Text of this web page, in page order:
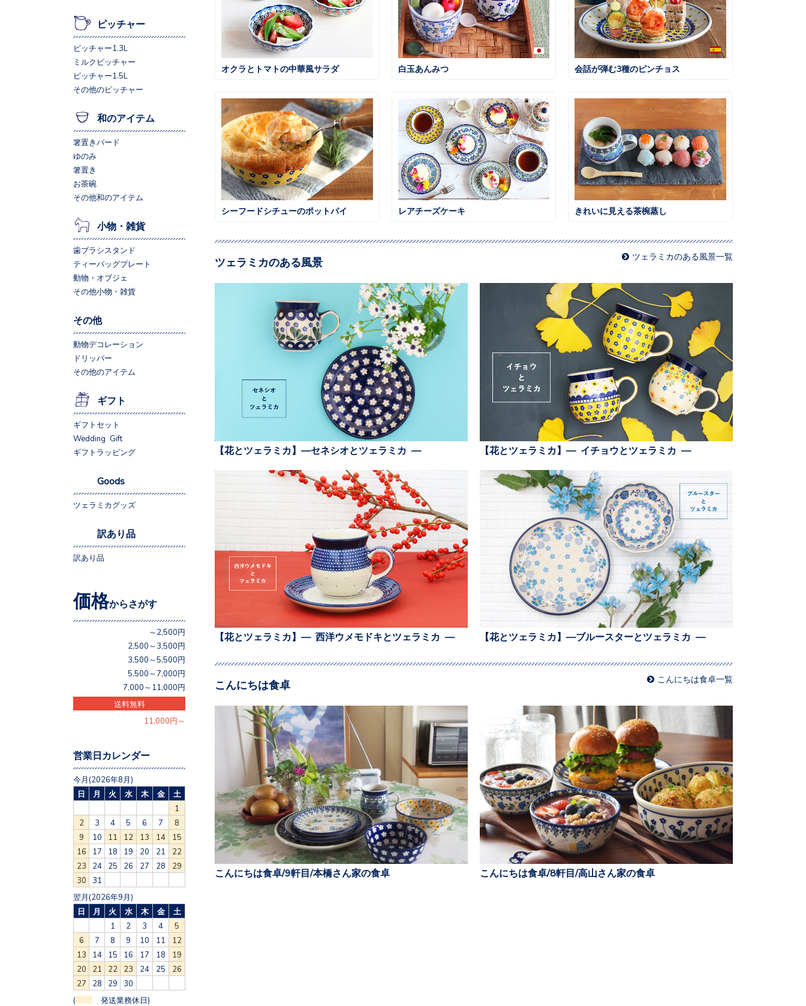
オクラとトマトの中華風サラダ 白玉あんみつ 会話が弾む3種のピンチョス
シーフードシチューのポットパイ レアチーズケーキ きれいに見える茶椀蒸し
ツェラミカのある風景 ツェラミカのある風景一覧
【花とツェラミカ】—セネシオとツェラミカ — 【花とツェラミカ】— イチョウとツェラミカ —
【花とツェラミカ】— 西洋ウメモドキとツェラミカ — 【花とツェラミカ】—ブルースターとツェラミカ —
こんにちは食卓 こんにちは食卓一覧
こんにちは食卓/9軒目/本橋さん家の食卓 こんにちは食卓/8軒目/高山さん家の食卓
ピッチャー
ピッチャー1.3L
ミルクピッチャー
ピッチャー1.5L
その他のピッチャー
和のアイテム
箸置きバード
ゆのみ
箸置き
お茶碗
その他和のアイテム
小物・雑貨
歯ブラシスタンド
ティーバッグプレート
動物・オブジェ
その他小物・雑貨
その他
動物デコレーション
ドリッパー
その他のアイテム
ギフト
ギフトセット
Wedding Gift
ギフトラッピング
Goods
ツェラミカグッズ
訳あり品
訳あり品
価格からさがす
～2,500円
2,500～3,500円
3,500～5,500円
5,500～7,000円
7,000～11,000円
送料無料
11,000円～
営業日カレンダー
今月(2026年8月)
日
月 火 水 木 金
土
1
2
3 4 5 6 7
8
9
10 11 12 13 14
15
16
17 18 19 20 21
22
23
24 25 26 27 28
29
30
31
翌月(2026年9月)
日
月 火 水 木 金
土
1
2 3 4
5
6
7 8 9 10 11
12
13
14 15 16 17 18
19
20
21 22 23 24 25
26
27
28 29 30
( 発送業務休日)